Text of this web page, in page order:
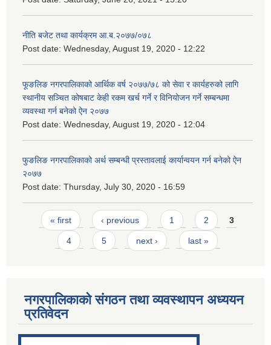
नीति बजेट तथा कार्यक्रम आ.ब.२०७७/०७८
Post date: Wednesday, August 19, 2020 - 12:22
फूङलिङ नगरपालिकाको आर्थिक वर्ष २०७७/७८ को सेवा र कार्यहरुको लागि
स्थानीय सञ्चित कोषबाट केही रकम खर्च गर्ने र विनियोजन गर्ने सम्बन्धमा
व्यवस्था गर्न बनेको ऐन २०७७
Post date: Wednesday, August 19, 2020 - 12:04
फुङलिङ नगरपालिकाको अर्थ सम्बन्धी प्रस्तावलाई कार्यान्वयन गर्न बनेको ऐन
२०७७
Post date: Thursday, July 30, 2020 - 16:59
Pages
« first ‹ previous 1 2 3
4 5 next › last »
नगरपालिकाको संगठन तथा व्यवस्थापन अध्ययन
प्रतिवेदन